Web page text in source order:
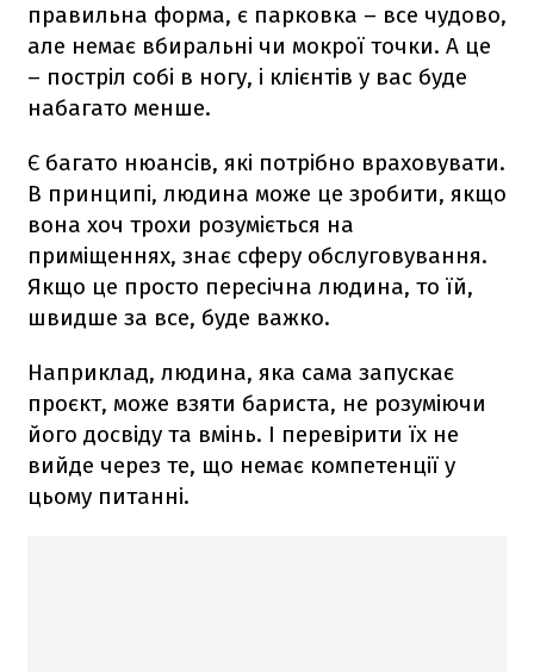
правильна форма, є парковка – все чудово,
але немає вбиральні чи мокрої точки. А це
– постріл собі в ногу, і клієнтів у вас буде
набагато менше.
Є багато нюансів, які потрібно враховувати.
В принципі, людина може це зробити, якщо
вона хоч трохи розуміється на
приміщеннях, знає сферу обслуговування.
Якщо це просто пересічна людина, то їй,
швидше за все, буде важко.
Наприклад, людина, яка сама запускає
проєкт, може взяти бариста, не розуміючи
його досвіду та вмінь. І перевірити їх не
вийде через те, що немає компетенції у
цьому питанні.